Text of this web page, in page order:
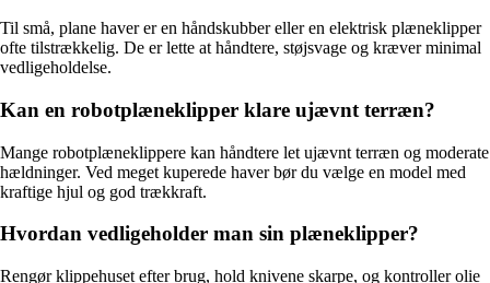
Til små, plane haver er en håndskubber eller en elektrisk plæneklipper
ofte tilstrækkelig. De er lette at håndtere, støjsvage og kræver minimal
vedligeholdelse.
Kan en robotplæneklipper klare ujævnt terræn?
Mange robotplæneklippere kan håndtere let ujævnt terræn og moderate
hældninger. Ved meget kuperede haver bør du vælge en model med
kraftige hjul og god trækkraft.
Hvordan vedligeholder man sin plæneklipper?
Rengør klippehuset efter brug, hold knivene skarpe, og kontroller olie